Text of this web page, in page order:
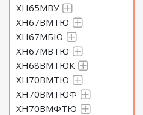
ХН65МВУ
ХН67ВМТЮ
ХН67МБЮ
ХН67МВТЮ
ХН68ВМТЮК
ХН70ВМТЮ
ХН70ВМТЮФ
ХН70ВМФТЮ